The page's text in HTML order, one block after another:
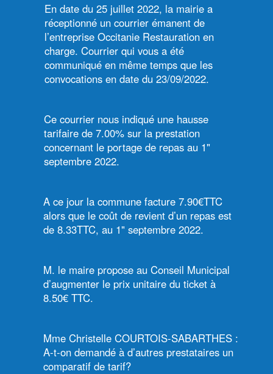
En date du 25 juillet 2022, la mairie a
réceptionné un courrier émanent de
l’entreprise Occitanie Restauration en
charge. Courrier qui vous a été
communiqué en même temps que les
convocations en date du 23/09/2022.
Ce courrier nous indiqué une hausse
tarifaire de 7.00% sur la prestation
concernant le portage de repas au 1"
septembre 2022.
A ce jour la commune facture 7.90€TTC
alors que le coût de revient d’un repas est
de 8.33TTC, au 1" septembre 2022.
M. le maire propose au Conseil Municipal
d’augmenter le prix unitaire du ticket à
8.50€ TTC.
Mme Christelle COURTOIS-SABARTHES :
A-t-on demandé à d’autres prestataires un
comparatif de tarif?